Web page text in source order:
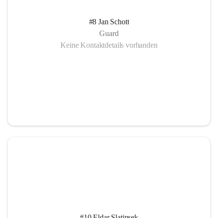
#8 Jan Schott
Guard
Keine Kontaktdetails vorhanden